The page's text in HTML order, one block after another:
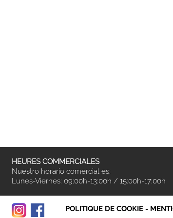
HEURES COMMERCIALES
Nuestro horario comercial es:
Lunes-Viernes: 09:00h-13:00h / 15:00h-17:00h
POLITIQUE DE COOKIE -